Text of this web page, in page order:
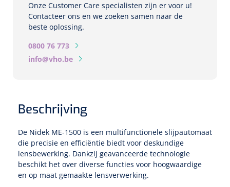
Biometers
Ultrasound biometers
Optische biometers
Fundus Cameras
Pachimeters
Echo
Spleetlampen
Onze Customer Care specialisten zijn er voor u!
Contacteer ons en we zoeken samen naar de
beste oplossing.
0800 76 773
info@vho.be
Beschrijving
De Nidek ME-1500 is een multifunctionele slijpautomaat
die precisie en efficiëntie biedt voor deskundige
lensbewerking. Dankzij geavanceerde technologie
beschikt het over diverse functies voor hoogwaardige
en op maat gemaakte lensverwerking.